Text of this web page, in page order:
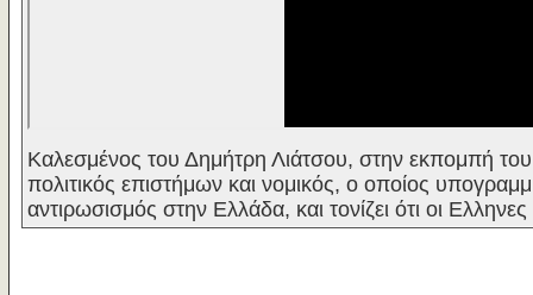
Καλεσμένος του Δημήτρη Λιάτσου, στην εκπομπή
πολιτικός επιστήμων και νομικός, o οποίος
αντιρωσισμός στην Ελλάδα, και τονίζει ότι οι